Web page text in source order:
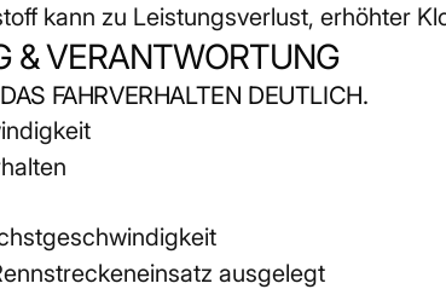
kann zu Leistungsverlust, erhöhter
& VERANTWORTUNG
FAHRVERHALTEN DEUTLICH.
ausgelegt